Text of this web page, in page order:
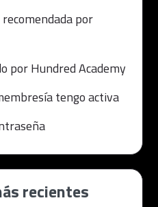
por
por Hundred Academy
tengo activa
recientes